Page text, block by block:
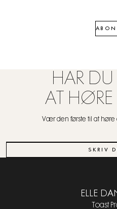
HAR DU
AT HØRE
Vær den første til at
SKRIV
ELLE
Toast